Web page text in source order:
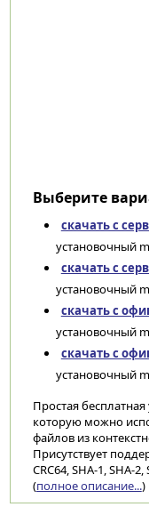
Выберите
скачать с
установочный
скачать с
установочный
скачать с
установочный
скачать с
установочный
Простая
которую можно
файлов из
Присутствует
CRC64, SHA-1, SHA-
(полное описание...)